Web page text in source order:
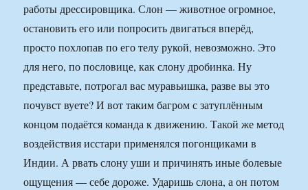
работы дрессировщика. Слон — животное огромное,
остановить его или попросить двигаться вперёд,
просто похлопав по его телу рукой, невозможно. Это
для него, по пословице, как слону дробинка. Ну
представьте, потрогал вас муравьишка, разве вы это
почувст вуете? И вот таким багром с затуплённым
концом подаётся команда к движению. Такой же метод
воздействия исстари применялся погонщиками в
Индии. А рвать слону уши и причинять иные болевые
ощущения — себе дороже. Ударишь слона, а он потом